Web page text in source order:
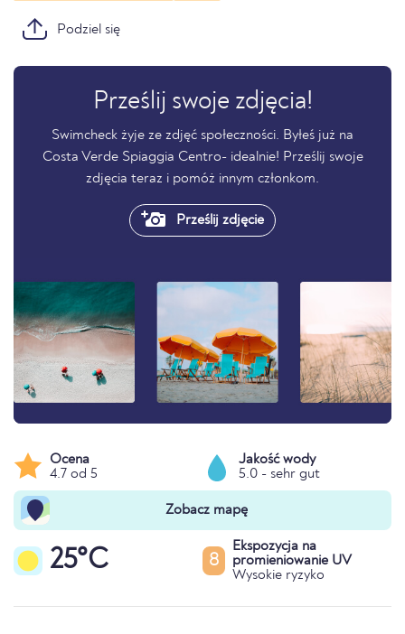
Podziel się
Prześlij swoje zdjęcia!
Swimcheck żyje ze zdjęć społeczności. Byłeś już na
Costa Verde Spiaggia Centro- idealnie! Prześlij swoje
zdjęcia teraz i pomóż innym członkom.
Prześlij zdjęcie
Ocena
4.7 od 5
Jakość wody
5.0 - sehr gut
Zobacz mapę
25°C 8
Ekspozycja na
promieniowanie UV
Wysokie ryzyko